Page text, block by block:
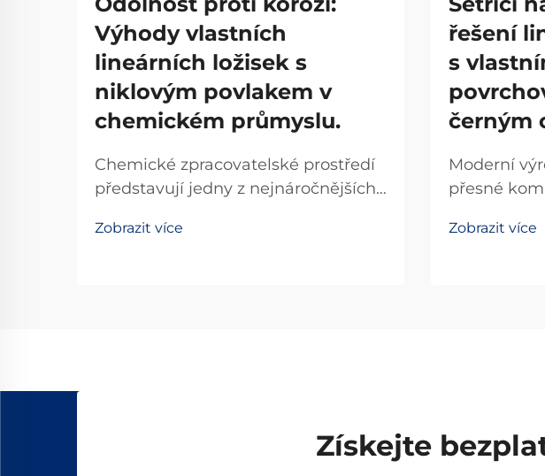
Výhody vlastních
lineárních ložisek s
niklovým povlakem v
chemickém průmyslu.
Chemické zpracovatelské prostředí
představují jedny z nejnáročnějších
komponenty. Průmyslové zařízení,
Zobrazit více
řešení
s
černým
Moderní
přesné
minimalizují
Zobrazit více
Získejte